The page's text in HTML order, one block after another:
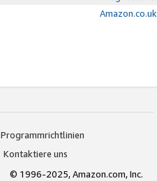
Programmrichtlinien
Kontaktiere uns
© 1996-2025, Amazon.com, Inc.